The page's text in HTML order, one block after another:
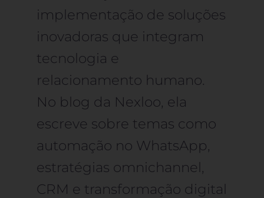
implementação de soluções
inovadoras que integram
tecnologia e
relacionamento humano.
No blog da Nexloo, ela
escreve sobre temas como
automação no WhatsApp,
estratégias omnichannel,
CRM e transformação digital